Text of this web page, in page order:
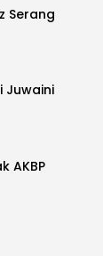
Serang
Juwaini
AKBP